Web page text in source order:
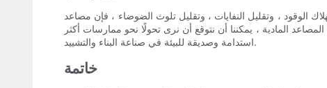
الوقود ، وتقليل النفايات ، وتقليل تلوث الضوضاء ، فإن مصاعد
المادية ، يمكننا أن نتوقع أن نرى تحولًا نحو ممارسات أكثر
استدامة وصديقة للبيئة في صناعة البناء والتشييد.
خاتمة